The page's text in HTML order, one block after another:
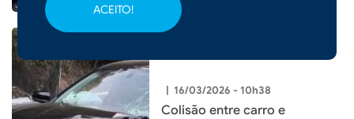
ACEITO!
| 16/03/2026 - 10h38
Colisão entre carro e